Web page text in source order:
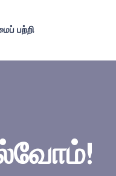
பற்றி